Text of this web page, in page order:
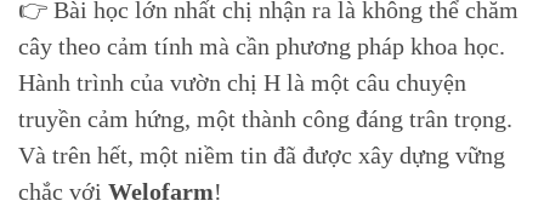
👉 Bài học lớn nhất chị nhận ra là không thể chăm
cây theo cảm tính mà cần phương pháp khoa học.
Hành trình của vườn chị H là một câu chuyện
truyền cảm hứng, một thành công đáng trân trọng.
Và trên hết, một niềm tin đã được xây dựng vững
chắc với Welofarm!